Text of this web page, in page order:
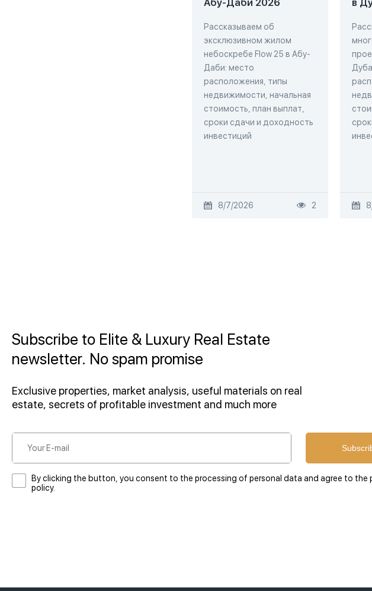
Рассказываем об
эксклюзивном жилом
небоскребе Flow 25 в Абу-
Даби: место
расположения, типы
недвижимости, начальная
стоимость, план выплат,
сроки сдачи и доходность
инвестиций
8/7/2026 2
Subscribe to Elite & Luxury Real Estate
newsletter. No spam promise
Exclusive properties, market analysis, useful materials on real
estate, secrets of profitable investment and much more
By clicking the button, you consent to the processing of personal data and agree to the
policy.